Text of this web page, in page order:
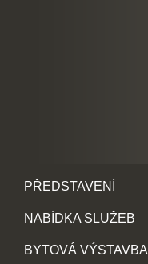
PŘEDSTAVENÍ
NABÍDKA SLUŽEB
BYTOVÁ VÝSTAVBA